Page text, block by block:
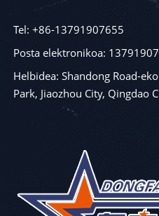
Tel: +86-13791907655
Posta elektronikoa:
Helbidea: Shandong Road-
Park, Jiaozhou City, Qingdao